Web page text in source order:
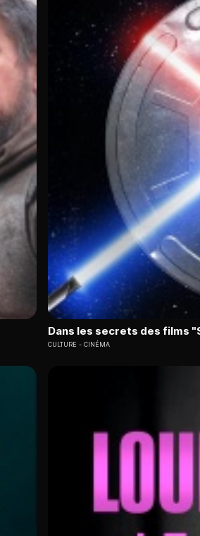
Dans les secrets des films
CULTURE CINÉMA